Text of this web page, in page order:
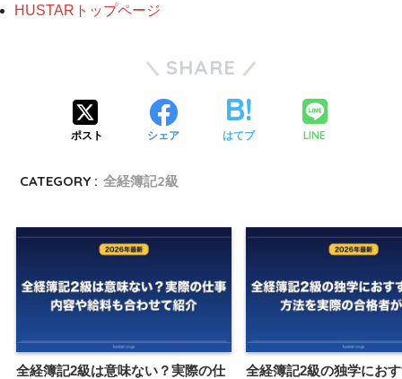
HUSTARトップページ
SHARE
ポスト シェア はてブ LINE
CATEGORY : 全経簿記2級
全経簿記2級は意味ない？実際の仕
全経簿記2級の独学にお